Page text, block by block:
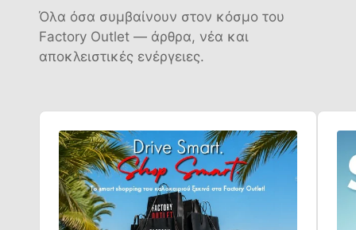
Όλα όσα συμβαίνουν στον κόσμο του
Factory Outlet — άρθρα, νέα και
αποκλειστικές ενέργειες.